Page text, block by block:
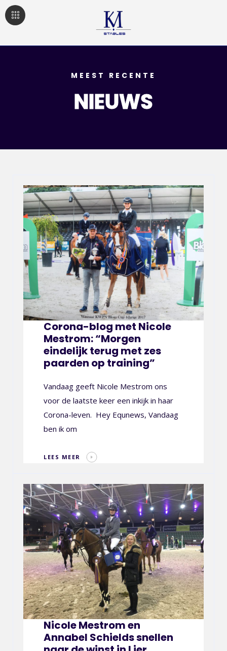
MEEST RECENTE
NIEUWS
Corona-blog met Nicole
Mestrom: “Morgen
eindelijk terug met zes
paarden op training”
Vandaag geeft Nicole Mestrom ons
voor de laatste keer een inkijk in haar
Corona-leven. Hey Equnews, Vandaag
ben ik om
LEES MEER
Nicole Mestrom en
Annabel Schields snellen
Keyword ...
Nicole Mestrom: “Morgen eindelijk terug met